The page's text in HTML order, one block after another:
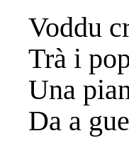
Voddu
Trà i
Una
Da a